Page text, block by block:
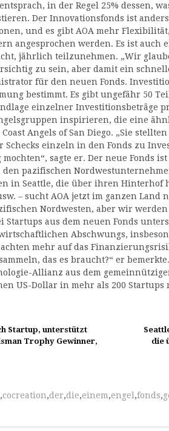
in der Regel 25% dessen,
Der Innovationsfonds ist
und es gibt AOA mehr
angesprochen werden. Es ist auch
jährlich teilzunehmen. „Wir
zu sein, aber damit ein
für den neuen Fonds.
bestimmt. Es gibt ungefähr 50
einzelner Investitionsbeträge
inspirieren, die eine
Angels of San Diego. „Sie
Schecks einzeln in den Fonds zu
sagte er. Der neue Fonds
pazifischen
in Seattle, die über ihren Hinterhof
– sucht AOA jetzt im ganzen
Nordwesten, aber wir werden
Startups aus dem neuen Fonds
Abschwungs,
mehr auf das
das es braucht?“ er
Allianz aus dem
US-Dollar in mehr als 200 Startups
Startup, unterstützt
Trophy Gewinner,
die
,cocreation,der,die,einem,engel,fonds,